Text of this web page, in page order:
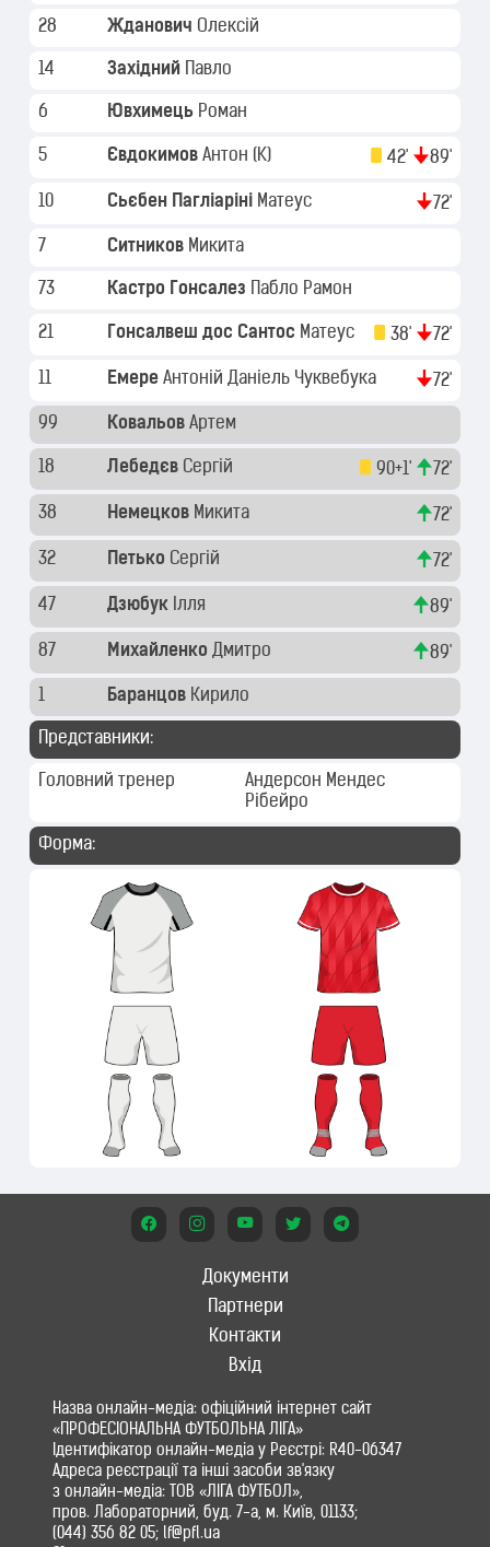
28 Жданович Олексій
14 Західний Павло
6 Ювхимець Роман
5 Євдокимов Антон (K) 42' 89'
10 Сьєбен Пагліаріні Матеус 72'
7 Ситников Микита
73 Кастро Гонсалез Пабло Рамон
21 Гонсалвеш дос Сантос Матеус 38' 72'
11 Емере Антоній Даніель Чуквебука 72'
99 Ковальов Артем
18 Лебедєв Сергій 90+1' 72'
38 Немецков Микита 72'
32 Петько Сергій 72'
47 Дзюбук Ілля 89'
87 Михайленко Дмитро 89'
1 Баранцов Кирило
Представники:
Головний тренер
Андерсон Мендес
Рібейро
Форма:
Документи
Партнери
Контакти
Вхід
Назва онлайн-медіа: офіційний інтернет сайт
«ПРОФЕСІОНАЛЬНА ФУТБОЛЬНА ЛІГА»
Ідентифікатор онлайн-медіа у Реєстрі: R40-06347
Адреса реєстрації та інші засоби зв'язку
з онлайн-медіа: ТОВ «ЛІГА ФУТБОЛ»,
пров. Лабораторний, буд. 7-а, м. Київ, 01133;
(044) 356 82 05; lf@pfl.ua